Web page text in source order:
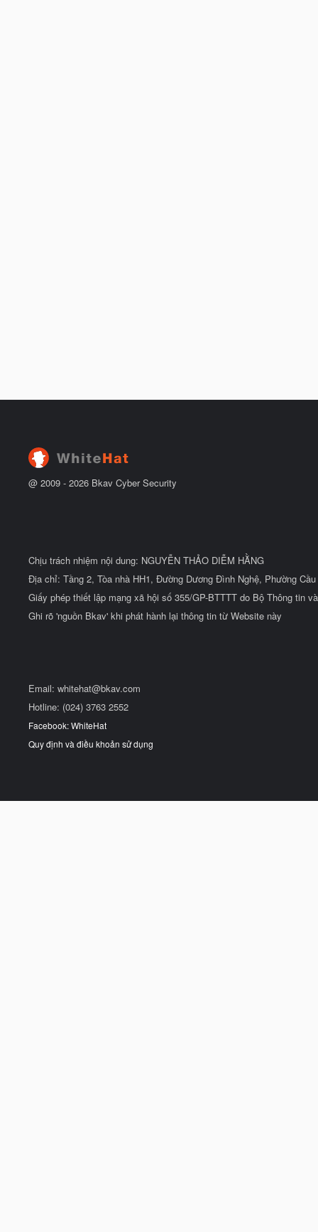
@ 2009 - 2026 Bkav Cyber Security
Chịu trách nhiệm nội dung: NGUYỄN THẢO DIỄM HẰNG
Địa chỉ: Tầng 2, Tòa nhà HH1, Đường Dương Đình Nghệ, Phường
Giấy phép thiết lập mạng xã hội số 355/GP-BTTTT do Bộ Thông tin
Ghi rõ 'nguồn Bkav' khi phát hành lại thông tin từ Website này
Email: whitehat@bkav.com
Hotline: (024) 3763 2552
Facebook: WhiteHat
Quy định và điều khoản sử dụng